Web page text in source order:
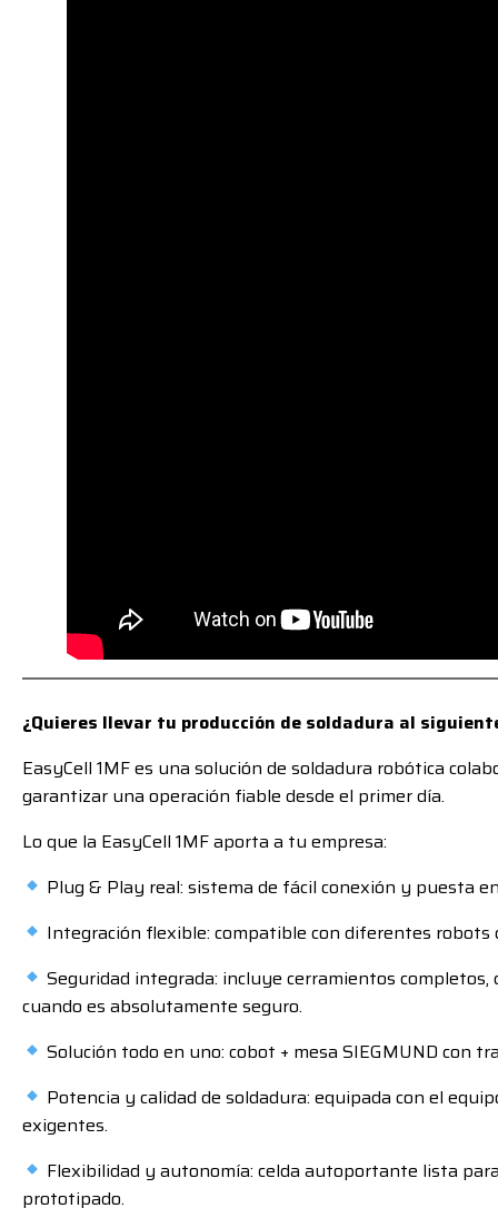
¿Quieres llevar tu producción de soldadura al
EasyCell 1MF es una solución de soldadura robótica
garantizar una operación fiable desde el primer día.
Lo que la EasyCell 1MF aporta a tu empresa:
Plug & Play real: sistema de fácil conexión y puesta
Integración flexible: compatible con diferentes robots
Seguridad integrada: incluye cerramientos
cuando es absolutamente seguro.
Solución todo en uno: cobot + mesa SIEGMUND con
Potencia y calidad de soldadura: equipada con el
exigentes.
Flexibilidad y autonomía: celda autoportante lista
prototipado.